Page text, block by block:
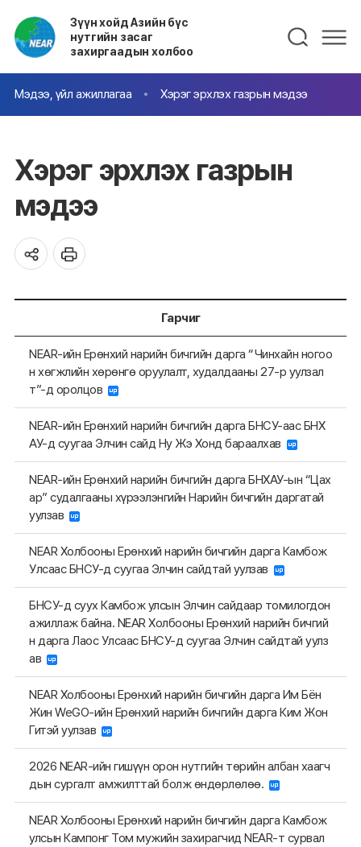
Зүүн хойд Азийн бүс
нутгийн засаг
захиргаадын холбоо
Мэдээ, үйл ажиллагаа Хэрэг эрхлэх газрын мэдээ
Хэрэг эрхлэх газрын
мэдээ
Гарчиг
NEAR-ийн Ерөнхий нарийн бичгийн дарга “Чинхайн ногоо
н хөгжлийн хөрөнгө оруулалт, худалдааны 27-р уулзал
т”-д оролцов
NEAR-ийн Ерөнхий нарийн бичгийн дарга БНСУ-аас БНХ
АУ-д суугаа Элчин сайд Ну Жэ Хонд бараалхав
NEAR-ийн Ерөнхий нарийн бичгийн дарга БНХАУ-ын “Цах
ар” судалгааны хүрээлэнгийн Нарийн бичгийн даргатай
уулзав
NEAR Холбооны Ерөнхий нарийн бичгийн дарга Камбож
Улсаас БНСУ-д суугаа Элчин сайдтай уулзав
БНСУ-д суух Камбож улсын Элчин сайдаар томилогдон
ажиллаж байна. NEAR Холбооны Ерөнхий нарийн бичгий
н дарга Лаос Улсаас БНСУ-д суугаа Элчин сайдтай уулз
ав
NEAR Холбооны Ерөнхий нарийн бичгийн дарга Им Бён
Жин WeGO-ийн Ерөнхий нарийн бичгийн дарга Ким Жон
Гитэй уулзав
2026 NEAR-ийн гишүүн орон нутгийн төрийн албан хаагч
дын сургалт амжилттай болж өндөрлөлөө.
NEAR Холбооны Ерөнхий нарийн бичгийн дарга Камбож
улсын Кампонг Том мужийн захирагчид NEAR-т сурвал